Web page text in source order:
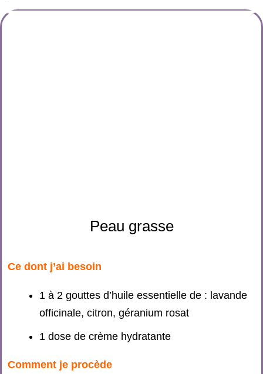
Peau grasse
Ce dont j’ai besoin
1 à 2 gouttes d’huile essentielle de : lavande
officinale, citron, géranium rosat
1 dose de crème hydratante
Comment je procède